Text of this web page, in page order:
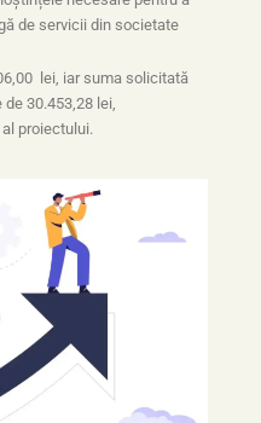
de servicii din societate
lei, iar suma solicitată
30.453,28 lei,
proiectului.